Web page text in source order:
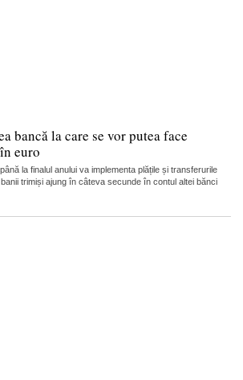
bancă la care se vor putea face
euro
la finalul anului va implementa plățile și transferurile
trimiși ajung în câteva secunde în contul altei bănci